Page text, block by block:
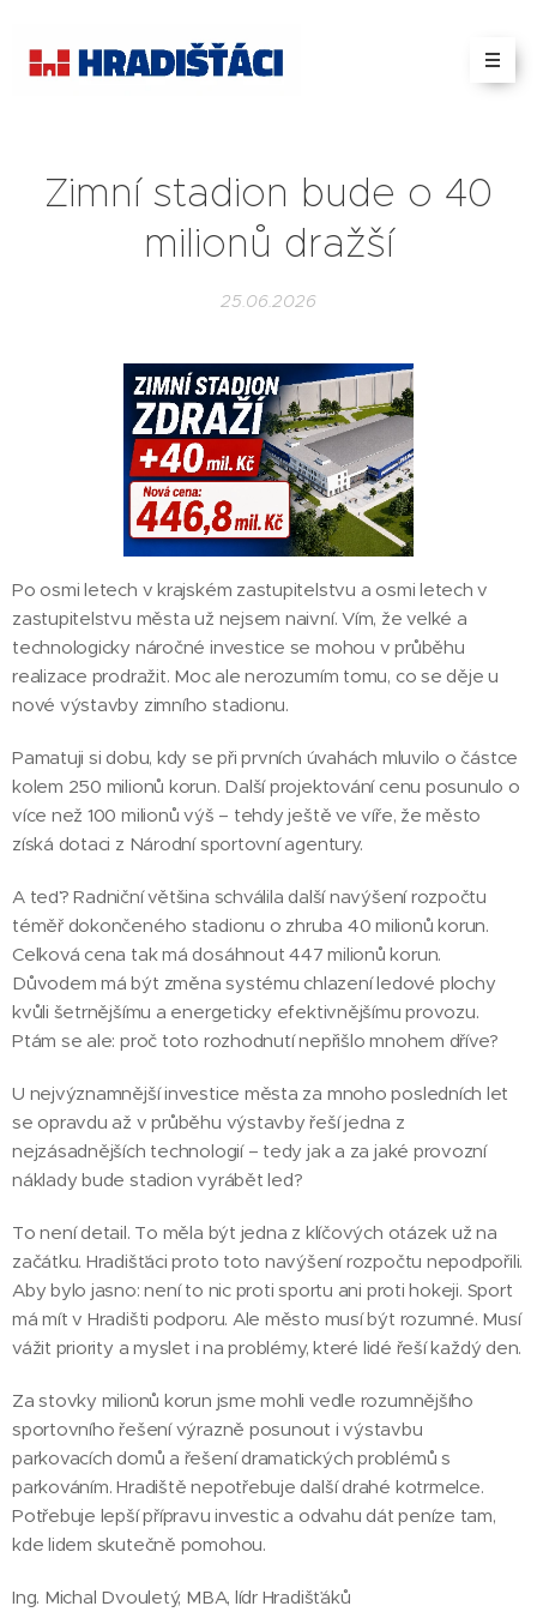
Zimní stadion bude o 40
milionů dražší
25.06.2026
Po osmi letech v krajském zastupitelstvu a osmi letech v
zastupitelstvu města už nejsem naivní. Vím, že velké a
technologicky náročné investice se mohou v průběhu
realizace prodražit. Moc ale nerozumím tomu, co se děje u
nové výstavby zimního stadionu.
Pamatuji si dobu, kdy se při prvních úvahách mluvilo o částce
kolem 250 milionů korun. Další projektování cenu posunulo o
více než 100 milionů výš – tehdy ještě ve víře, že město
získá dotaci z Národní sportovní agentury.
A teď? Radniční většina schválila další navýšení rozpočtu
téměř dokončeného stadionu o zhruba 40 milionů korun.
Celková cena tak má dosáhnout 447 milionů korun.
Důvodem má být změna systému chlazení ledové plochy
kvůli šetrnějšímu a energeticky efektivnějšímu provozu.
Ptám se ale: proč toto rozhodnutí nepřišlo mnohem dříve?
U nejvýznamnější investice města za mnoho posledních let
se opravdu až v průběhu výstavby řeší jedna z
nejzásadnějších technologií – tedy jak a za jaké provozní
náklady bude stadion vyrábět led?
To není detail. To měla být jedna z klíčových otázek už na
začátku. Hradišťáci proto toto navýšení rozpočtu nepodpořili.
Aby bylo jasno: není to nic proti sportu ani proti hokeji. Sport
má mít v Hradišti podporu. Ale město musí být rozumné. Musí
vážit priority a myslet i na problémy, které lidé řeší každý den.
Za stovky milionů korun jsme mohli vedle rozumnějšího
sportovního řešení výrazně posunout i výstavbu
parkovacích domů a řešení dramatických problémů s
parkováním. Hradiště nepotřebuje další drahé kotrmelce.
Potřebuje lepší přípravu investic a odvahu dát peníze tam,
kde lidem skutečně pomohou.
Ing. Michal Dvouletý, MBA, lídr Hradišťáků